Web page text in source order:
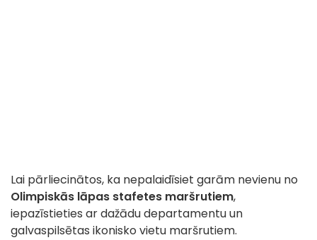
Lai pārliecinātos, ka nepalaidīsiet garām nevienu no
Olimpiskās lāpas stafetes maršrutiem,
iepazīstieties ar dažādu departamentu un
galvaspilsētas ikonisko vietu maršrutiem.